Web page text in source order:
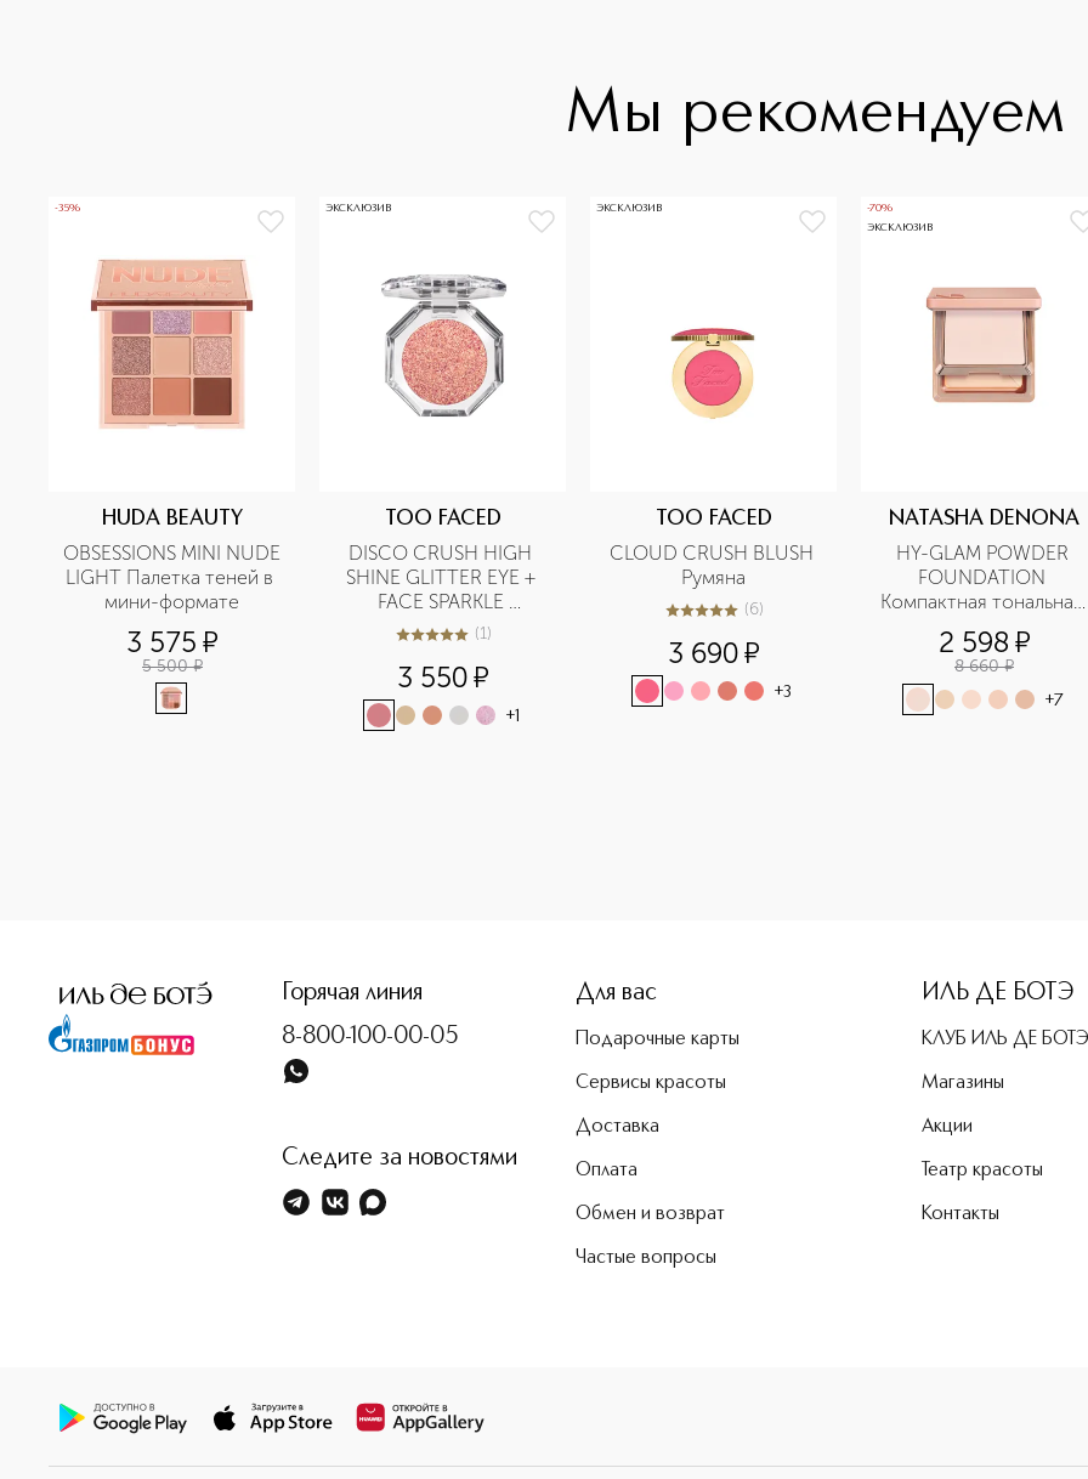
Мы рекомендуем
-35%
HUDA BEAUTY
OBSESSIONS MINI NUDE
LIGHT Палетка теней в
мини-формате
3 575 ¤
5 500 ¤
ЭКСКЛЮЗИВ
TOO FACED
DISCO CRUSH HIGH
SHINE GLITTER EYE +
FACE SPARKLE
Многофункциональный
глаз и лица
5из 51 (1)
3 550¤
+1
ЭКСКЛЮЗИВ
TOO FACED
CLOUD CRUSH BLUSH
Румяна
5из 56 (6)
3 690¤
+3
-70%
ЭКСКЛЮЗИВ
NATASHA DENONA
HY-GLAM POWDER
FOUNDATION
Компактная тональная
основа
2 598 ¤
8 660 ¤
+7
Горячая линия
8-800-100-00-05
Следите за новостями
Для вас
Подарочные карты
Сервисы красоты
Доставка
Оплата
Обмен и возврат
Частые вопросы
ИЛЬ ДЕ БОТЭ
КЛУБ ИЛЬ ДЕ БОТЭ
Магазины
Акции
Театр красоты
Контакты